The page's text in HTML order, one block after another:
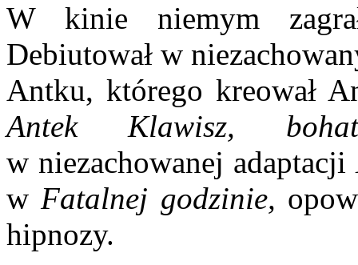
W kinie niemym
Debiutował w
Antku, którego kreował
Antek Klawisz,
w niezachowanej adaptacji
wFatalnej godzinie,
hipnozy.